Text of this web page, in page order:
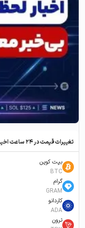
تغییرات قیمت در ۲۴ ساعت اخیر
بیت کوین
BTC
گرام
GRAM
کاردانو
ADA
ترون